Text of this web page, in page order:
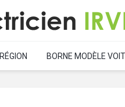
BORNE MODÈLE